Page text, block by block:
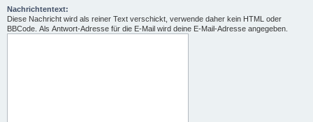
Nachrichtentext:
Diese Nachricht wird als reiner Text verschickt, verwende daher kein HTML oder
BBCode. Als Antwort-Adresse für die E-Mail wird deine E-Mail-Adresse angegeben.